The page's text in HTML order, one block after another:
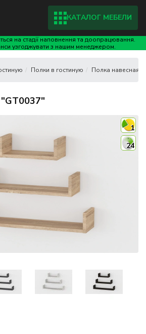
на стадії наповнення та доопрацювання.
узгоджувати з нашим менеджером.
КАТАЛОГ МЕБЕЛИ
Полки в гостиную Полка навесная
"GT0037"
1
24